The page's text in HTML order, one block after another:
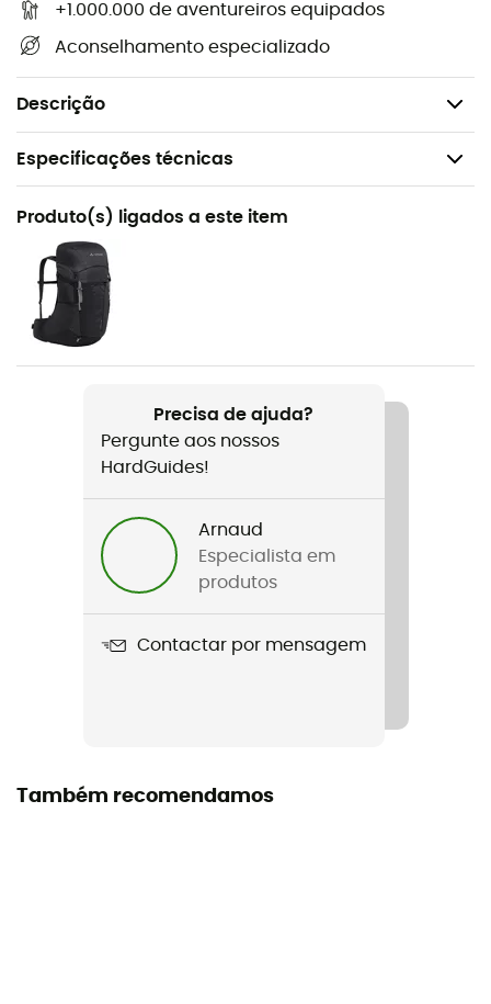
+1.000.000 de aventureiros equipados
Aconselhamento especializado
Descrição
Label Green Shape
: Vaude oferece produtos funcionais,
ecológicos e feitos de materiais duráveis. Os critérios
são transparentes e regularmente verificados e dizem
respeito a todo o ciclo de vida do produto.
Especificações técnicas
Recomendado para
Caminhada / Marcha nórdica / Viagem
Género
Homem
Peso
Nome do produto
Escape light jacket
Impermeabilidade
Green Shape / Grüner Knopf
Produto(s) ligados a este item
Precisa de ajuda?
Pergunte aos nossos
HardGuides!
Arnaud
Especialista em
produtos
Contactar por mensagem
Também recomendamos